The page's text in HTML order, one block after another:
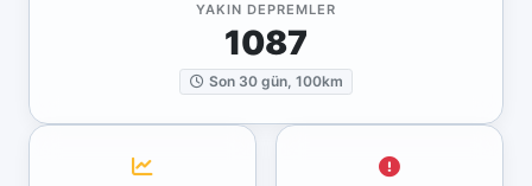
YAKIN DEPREMLER
1087
Son 30 gün, 100km